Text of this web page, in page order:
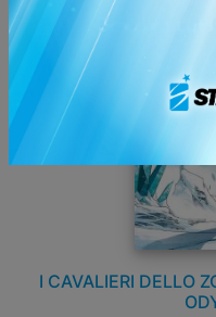
I CAVALIERI DELLO